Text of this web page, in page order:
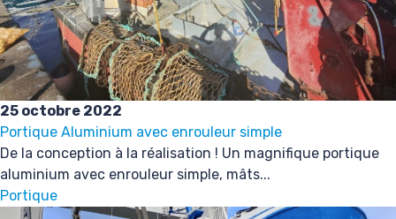
25 octobre 2022
Portique Aluminium avec enrouleur simple
De la conception à la réalisation ! Un magnifique portique
aluminium avec enrouleur simple, mâts...
Portique